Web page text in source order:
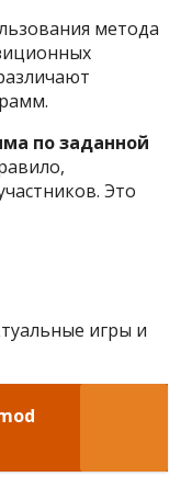
метода
по заданной
Это
игры и